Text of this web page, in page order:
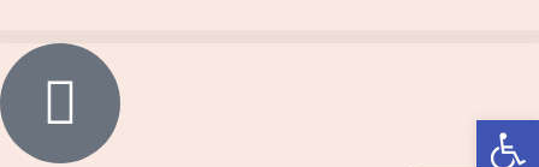
Obre la